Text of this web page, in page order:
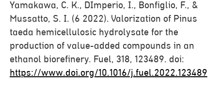
Yamakawa, C. K., DImperio, I., Bonfiglio, F., &
Mussatto, S. I. (6 2022). Valorization of Pinus
taeda hemicellulosic hydrolysate for the
production of value-added compounds in an
ethanol biorefinery. Fuel, 318, 123489. doi:
https://www.doi.org/10.1016/j.fuel.2022.123489